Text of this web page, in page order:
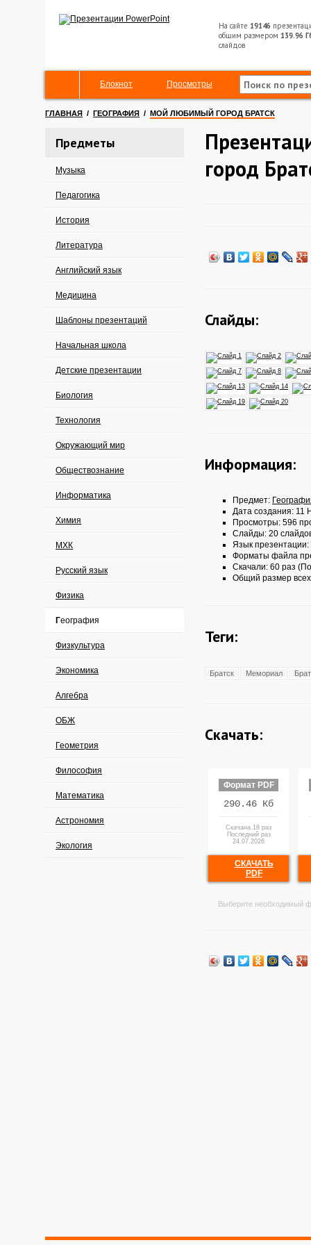
На сайте 19146
общим размером 139.96
слайдов
Блокнот Просмотры
ГЛАВНАЯ / ГЕОГРАФИЯ / МОЙ ЛЮБИМЫЙ ГОРОД БРАТСК
Предметы
Музыка
Педагогика
История
Литература
Английский язык
Медицина
Шаблоны презентаций
Начальная школа
Детские презентации
Биология
Технология
Окружающий мир
Обществознание
Информатика
Химия
МХК
Русский язык
Физика
География
Физкультура
Экономика
Алгебра
ОБЖ
Геометрия
Философия
Математика
Астрономия
Экология
город
Слайды:
Информация:
Предмет:
Дата создания: 11
Просмотры: 596
Слайды: 20
Язык презентации:
Форматы файла
Скачали: 60 раз
Общий размер
Теги:
Братск Мемориал
Скачать:
Формат PDF
290.46 Кб
Скачана 18 раз
Последний раз
24.07.2026
СКАЧАТЬ
PDF
Выберите необходимый